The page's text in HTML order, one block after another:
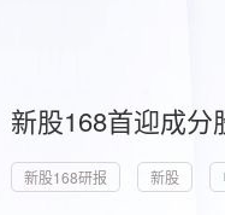
新股168首迎成
新股168研报 新股